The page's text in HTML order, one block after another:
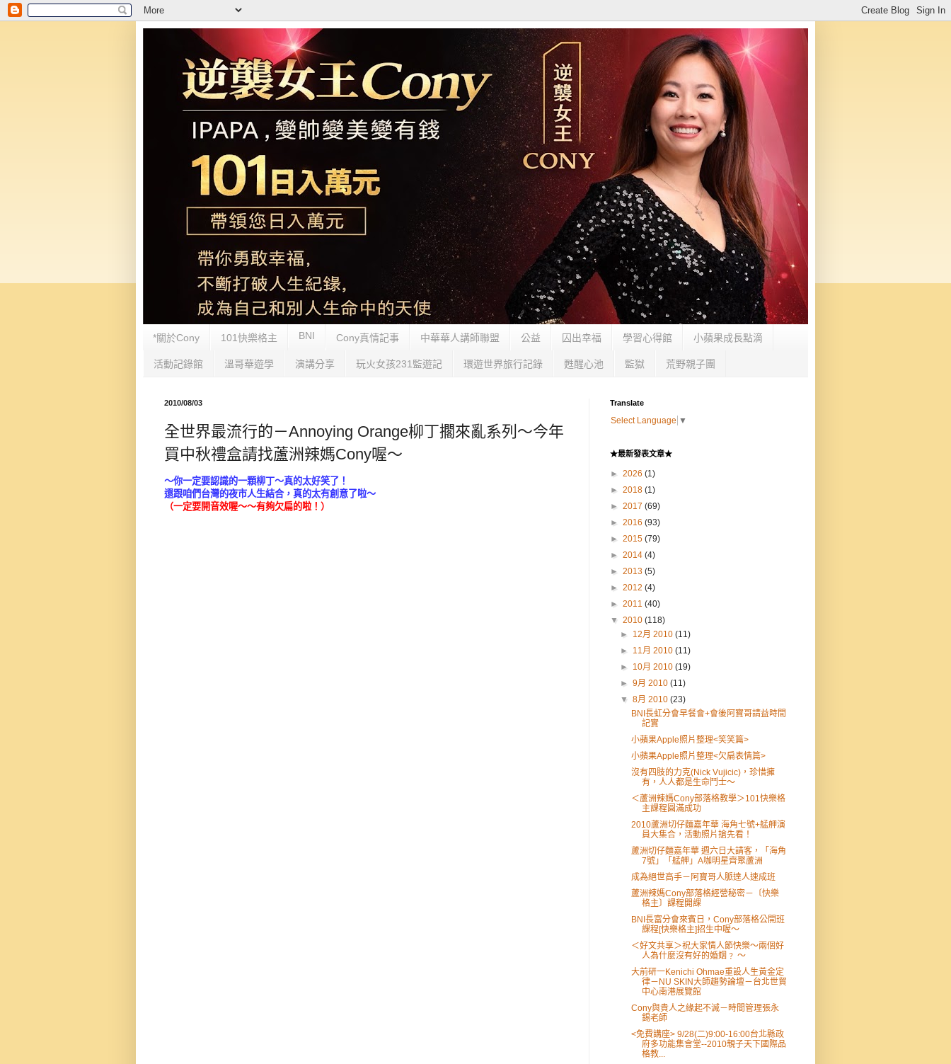
*關於Cony 101快樂格主 BNI Cony真情記事 中華華人講師聯盟 公益 囚出幸福 學習心得館 小蘋果成長點滴
活動記錄館 溫哥華遊學 演講分享 玩火女孩231監遊記 環遊世界旅行記錄 甦醒心池 監獄 荒野親子團
2010/08/03
全世界最流行的－Annoying Orange柳丁擱來亂系列～今年
買中秋禮盒請找蘆洲辣媽Cony喔～
～你一定要認識的一顆柳丁～真的太好笑了！
還跟咱們台灣的夜市人生結合，真的太有創意了啦～
（一定要開音效喔～～有夠欠扁的啦！）
Translate
Select Language ▼
★最新發表文章★
► 2026 (1)
► 2018 (1)
► 2017 (69)
► 2016 (93)
► 2015 (79)
► 2014 (4)
► 2013 (5)
► 2012 (4)
► 2011 (40)
▼ 2010 (118)
► 12月 2010(11)
► 11月 2010(11)
► 10月 2010(19)
►9月 2010(11)
▼8月 2010(23)
BNI長虹分會早餐會+會後阿寶哥請益時間
記實
小蘋果Apple照片整理<笑笑篇>
小蘋果Apple照片整理<欠扁表情篇>
沒有四肢的力克(Nick Vujicic)，珍惜擁
有，人人都是生命鬥士～
＜蘆洲辣媽Cony部落格教學＞101快樂格
主課程圓滿成功
2010蘆洲切仔麵嘉年華 海角七號+艋舺演
員大集合，活動照片搶先看！
蘆洲切仔麵嘉年華 週六日大請客，「海角
7號」「艋舺」A咖明星齊聚蘆洲
成為絕世高手－阿寶哥人脈達人速成班
蘆洲辣媽Cony部落格經營秘密－〔快樂
格主〕課程開課
BNI長富分會來賓日，Cony部落格公開班
課程[快樂格主]招生中喔～
＜好文共享＞祝大家情人節快樂～兩個好
人為什麼沒有好的婚姻﹖ ～
大前研一Kenichi Ohmae重設人生黃金定
律－NU SKIN大師趨勢論壇－台北世貿
中心南港展覽館
Cony與貴人之緣起不滅－時間管理張永
錫老師
<免費講座> 9/28(二)9:00-16:00台北縣政
府多功能集會堂--2010親子天下國際品
格教...